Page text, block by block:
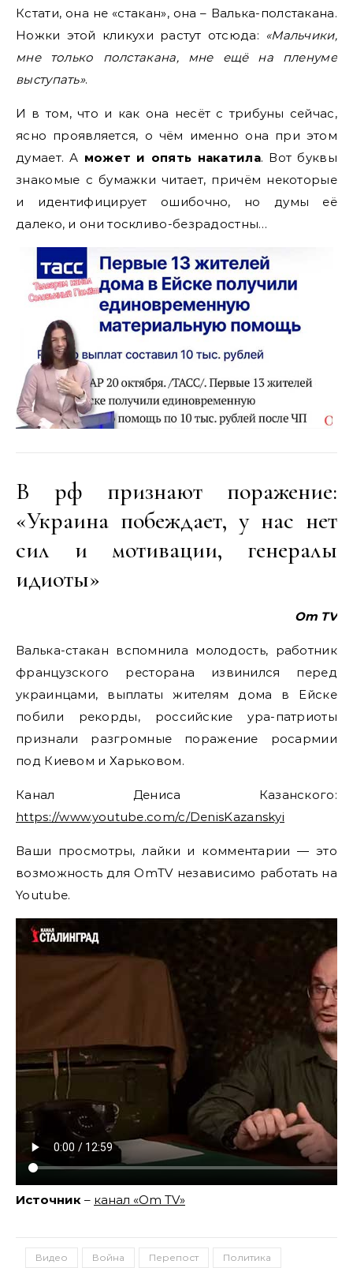
Кстати, она не «стакан», она – Валька-полстакана.
Ножки этой кликухи растут отсюда: «Мальчики,
мне только полстакана, мне ещё на пленуме
выступать».
И в том, что и как она несёт с трибуны сейчас,
ясно проявляется, о чём именно она при этом
думает. А может и опять накатила. Вот буквы
знакомые с бумажки читает, причём некоторые
и идентифицирует ошибочно, но думы её
далеко, и они тоскливо-безрадостны…
В рф признают поражение:
«Украина побеждает, у нас нет
сил и мотивации, генералы
идиоты»
Om TV
Валька-стакан вспомнила молодость, работник
французского ресторана извинился перед
украинцами, выплаты жителям дома в Ейске
побили рекорды, российские ура-патриоты
признали разгромные поражение росармии
под Киевом и Харьковом.
Канал Дениса Казанского:
https://www.youtube.com/c/DenisKazanskyi
Ваши просмотры, лайки и комментарии — это
возможность для OmTV независимо работать на
Youtube.
Источник – канал «Om TV»
Видео Война Перепост
Политика